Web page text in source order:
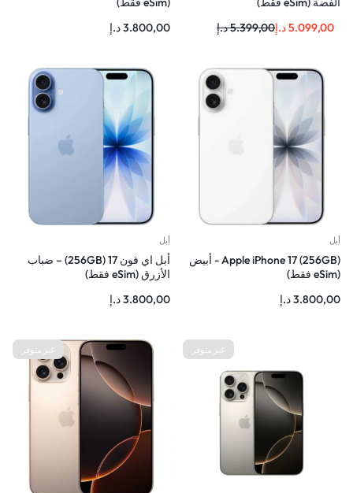
5.399,00د.إ 5.099,00د.إ
3.800,00د.إ
أبل
Apple iPhone 17 (256GB) - أبيض
(eSim فقط)
3.800,00د.إ
أبل
أبل اي فون 17 (256GB) – ضباب
الأزرق (eSim فقط)
3.800,00د.إ
غير متوفر غير متوفر